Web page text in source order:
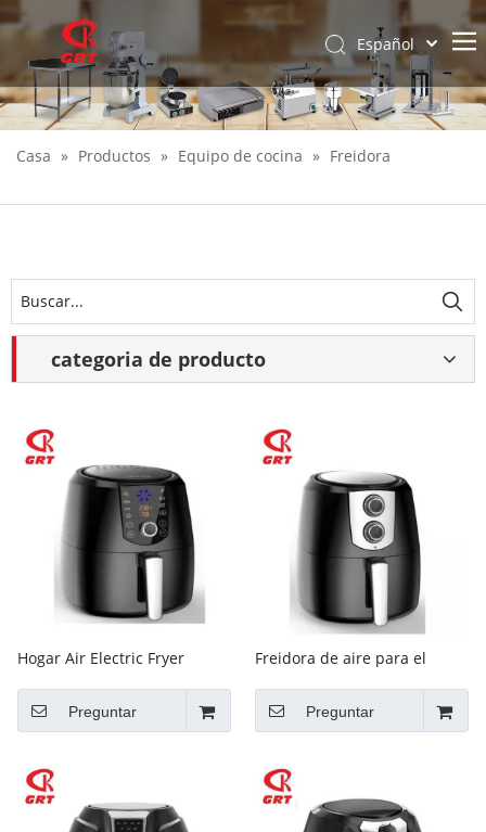
Español
English
Casa » Productos » Equipo de cocina » Freidora
categoria de producto
Hogar Air Electric Fryer
Preguntar
Freidora de aire para el
libre de humo
Preguntar